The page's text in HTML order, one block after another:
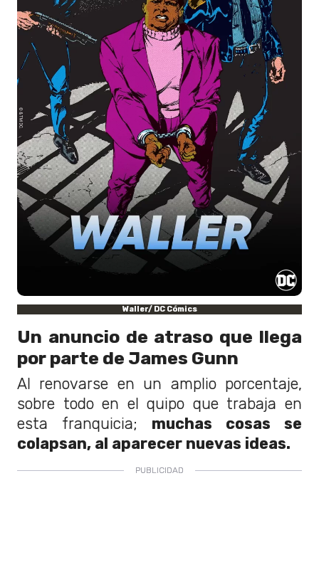
Waller/ DC Cómics
Un anuncio de atraso que llega
por parte de James Gunn
Al renovarse en un amplio porcentaje,
sobre todo en el quipo que trabaja en
esta franquicia; muchas cosas se
colapsan, al aparecer nuevas ideas.